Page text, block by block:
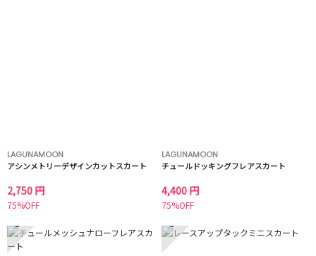
LAGUNAMOON
アシンメトリーデザインカットスカート
2,750 円
75%OFF
LAGUNAMOON
チュールドッキングフレアスカート
4,400 円
75%OFF
5 6